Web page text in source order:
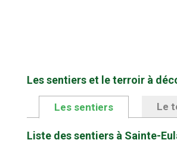
Les sentiers et le terroir à
Les sentiers Le
Liste des sentiers à Sainte-